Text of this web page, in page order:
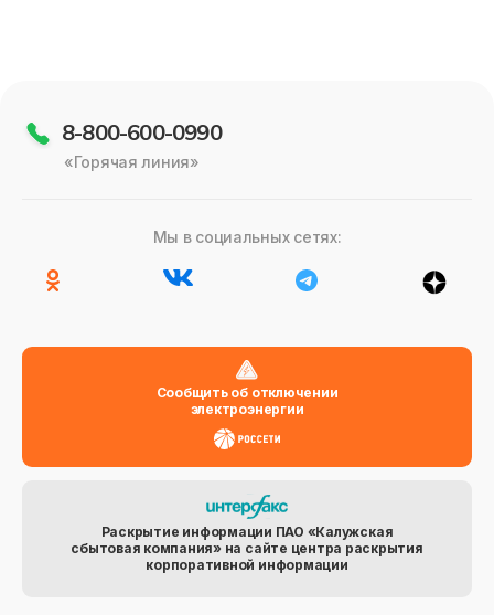
8-800-600-0990
«Горячая линия»
Мы в социальных сетях:
Сообщить об отключении
электроэнергии
Раскрытие информации ПАО «Калужская
сбытовая компания» на сайте центра раскрытия
корпоративной информации